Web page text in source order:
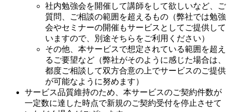
社内勉強会を開催して講師をして欲しいなど、ご
質問、ご相談の範囲を超えるもの（弊社では勉強
会やセミナーの開催もサービスとしてご提供して
いますので、別途そちらをご利用ください）
その他、本サービスで想定されている範囲を超え
るご要望など（弊社がそのように感じた場合は、
都度ご相談して双方合意の上でサービスのご提供
が可能なように努めます）
サービス品質維持のため、本サービスのご契約件数が
一定数に達した時点で新規のご契約受付を停止させて